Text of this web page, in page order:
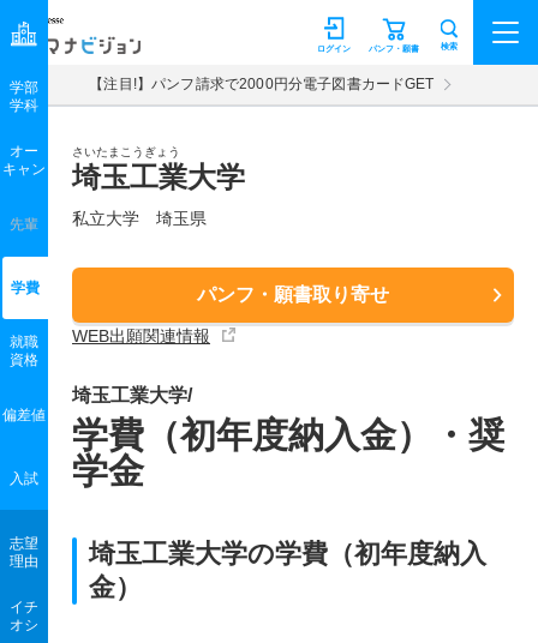
マナビジョン パンフ・願書
ログイン 検索
【注目!】パンフ請求で2000円分電子図書カードGET
さいたまこうぎょう
埼玉工業大学
私立大学 埼玉県
パンフ・願書取り寄せ
WEB出願関連情報
学部
学科
オー
キャン
先輩
学費
就職
資格
偏差値
入試
志望
理由
イチ
オシ
埼玉工業大学/
学費（初年度納入金）・奨
学金
埼玉工業大学の学費（初年度納入
金）